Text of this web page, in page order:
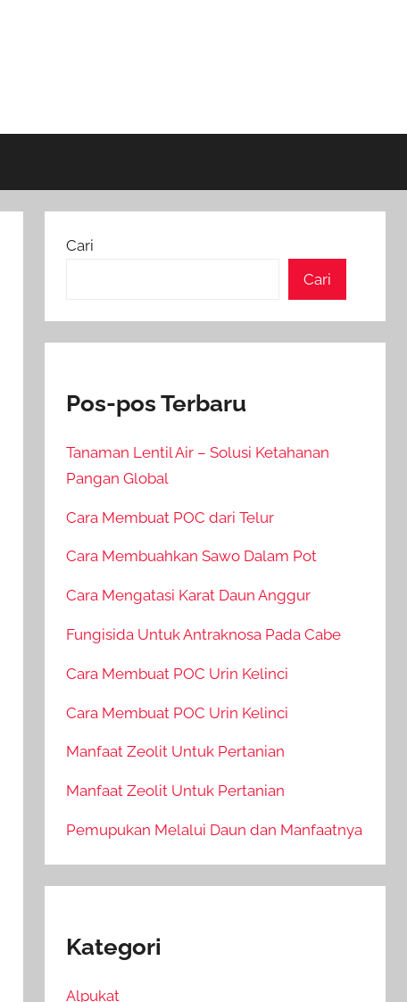
Cari
Cari
Pos-pos Terbaru
Tanaman Lentil Air – Solusi Ketahanan
Pangan Global
Cara Membuat POC dari Telur
Cara Membuahkan Sawo Dalam Pot
Cara Mengatasi Karat Daun Anggur
Fungisida Untuk Antraknosa Pada Cabe
Cara Membuat POC Urin Kelinci
Cara Membuat POC Urin Kelinci
Manfaat Zeolit Untuk Pertanian
Manfaat Zeolit Untuk Pertanian
Pemupukan Melalui Daun dan Manfaatnya
Kategori
Alpukat